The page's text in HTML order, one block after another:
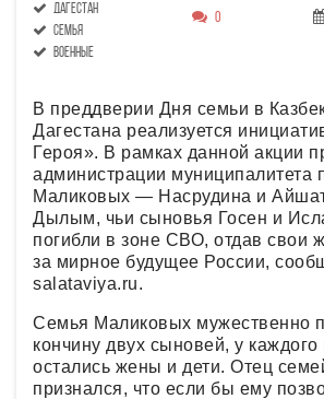
Дагестан
семья
военные
0
В преддверии Дня семьи в
Дагестана реализуется
Героя». В рамках данной акции
администрации муниципалитета
Маликовых — Насрудина и
Дылым, чьи сыновья Госен и
погибли в зоне СВО, отдав свои
за мирное будущее России,
salataviya.ru.
Семья Маликовых мужественно
кончину двух сыновей, у каждого
остались жены и дети. Отец
признался, что если бы ему